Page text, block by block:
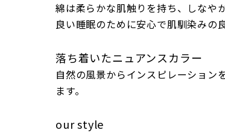
綿は柔らかな肌触りを持ち、しなや
良い睡眠のために安心で肌馴染みの
落ち着いたニュアンスカラー
自然の風景からインスピレーション
ます。
our style